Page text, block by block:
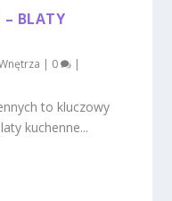
– BLATY
| 0 |
to kluczowy
kuchenne...